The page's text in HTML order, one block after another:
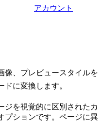
アカウント
像、プレビュースタイルを
に変換します。
ジを視覚的に区別されたカ
プションです。ページに異